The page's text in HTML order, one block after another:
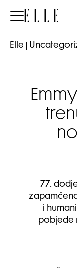
Elle
Elle
77.
i
pobjede